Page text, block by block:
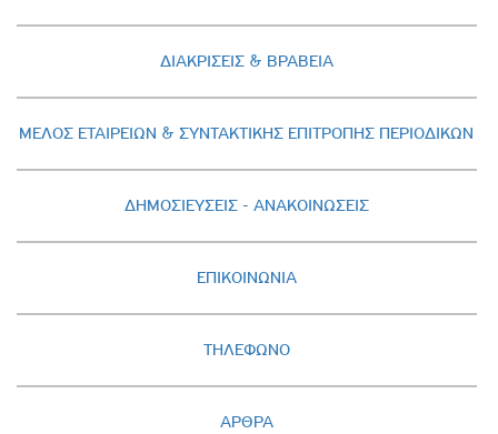
ΔΙΑΚΡΙΣΕΙΣ & ΒΡΑΒΕΙΑ
ΜΕΛΟΣ ΕΤΑΙΡΕΙΩΝ & ΣΥΝΤΑΚΤΙΚΗΣ ΕΠΙΤΡΟΠΗΣ ΠΕΡΙΟΔΙΚΩΝ
ΔΗΜΟΣΙΕΥΣΕΙΣ - AΝΑΚΟΙΝΩΣΕΙΣ
ΕΠΙΚΟΙΝΩΝΙΑ
ΤΗΛΕΦΩΝΟ
ΑΡΘΡΑ